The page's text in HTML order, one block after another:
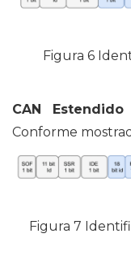
Figura 6
CAN Estendido:
Conforme
Figura 7